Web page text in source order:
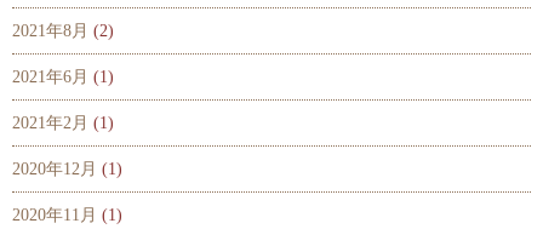
2021年8月 (2)
2021年6月 (1)
2021年2月 (1)
2020年12月 (1)
2020年11月 (1)